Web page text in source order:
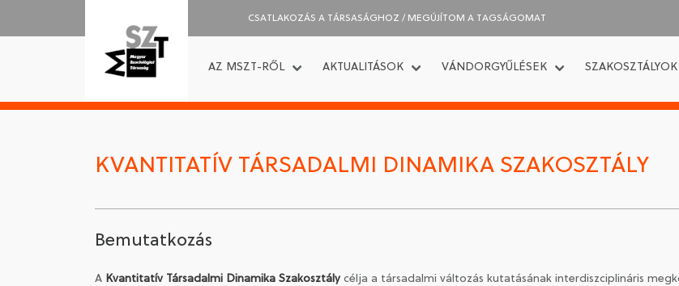
CSATLAKOZÁS A TÁRSASÁGHOZ / MEGÚJÍTOM A TAGSÁGOMAT
AZ MSZT-RŐL AKTUALITÁSOK VÁNDORGYŰLÉSEK SZAKOSZTÁLYOK
KVANTITATÍV TÁRSADALMI DINAMIKA SZAKOSZTÁLY
Bemutatkozás
A Kvantitatív Társadalmi Dinamika Szakosztály célja a társadalmi változás kutatásának interdiszciplináris